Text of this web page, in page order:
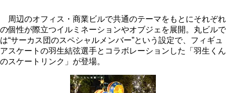
周辺のオフィス・商業ビルで共通のテーマをもとにそれぞれ
の個性が際立つイルミネーションやオブジェを展開。丸ビルで
は“サーカス団のスペシャルメンバー”という設定で、フィギュ
アスケートの羽生結弦選手とコラボレーションした「羽生くん
のスケートリンク」が登場。